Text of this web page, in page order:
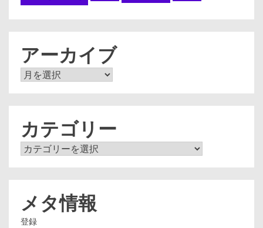
アーカイブ
ア
カテゴリー
カ
メタ情報
登録